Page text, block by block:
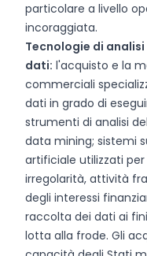
particolare a livello
incoraggiata.
Tecnologie di
dati: l'acquisto e la
commerciali
dati in grado di
strumenti di analisi
data mining; sistemi
artificiale utilizzati
irregolarità, attività
degli interessi
raccolta dei dati ai
lotta alla frode. Gli